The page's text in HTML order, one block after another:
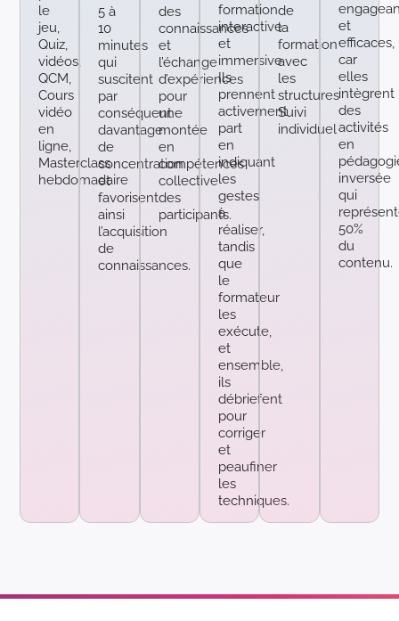
le
jeu,
Quiz,
vidéos,
QCM,
Cours
vidéo
en
ligne,
Masterclass
hebdomadaire
5 à
10
minutes
qui
suscitent
par
conséquent
davantage
de
concentration
et
favorisent
ainsi
l’acquisition
de
connaissances.
des
connaissances
et
l’échange
d’expériences
pour
une
montée
en
compétences
collective
des
participants.
formation
interactive
et
immersive.
Ils
prennent
activement
part
en
indiquant
les
gestes
à
réaliser,
tandis
que
le
formateur
les
exécute,
et
ensemble,
ils
débriefent
pour
corriger
et
peaufiner
les
techniques.
de
la
formation
avec
les
structures
Suivi
individuel
et
efficaces,
car
elles
intègrent
des
activités
en
inversée
qui
50%
du
contenu.